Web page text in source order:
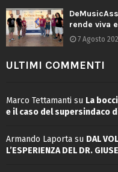
rende viva
7 Agosto
ULTIMI COMMENTI
Marco Tettamanti su La
e il caso del supersindaco
Armando Laporta su DAL
L’ESPERIENZA DEL DR.